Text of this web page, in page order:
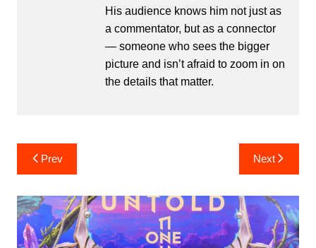
His audience knows him not just as
a commentator, but as a connector
— someone who sees the bigger
picture and isn’t afraid to zoom in on
the details that matter.
Post
navigation
Prev Next